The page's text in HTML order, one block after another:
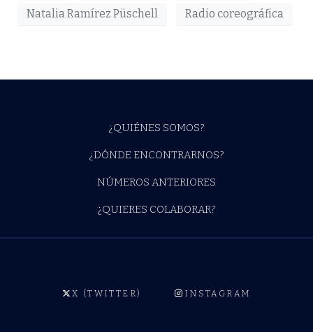
Natalia Ramírez Püschell
Radio coreográfica
¿QUIÉNES SOMOS?
¿DÓNDE ENCONTRARNOS?
NÚMEROS ANTERIORES
¿QUIERES COLABORAR?
X (TWITTER) INSTAGRAM